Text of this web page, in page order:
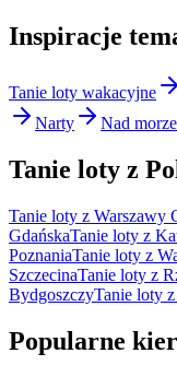
Inspiracje
Tanie loty wakacyjne
Narty
Nad morze
Tanie loty z
Tanie loty z Warszawy
GdańskaTanie loty z
PoznaniaTanie loty z
SzczecinaTanie loty z
BydgoszczyTanie loty
Popularne